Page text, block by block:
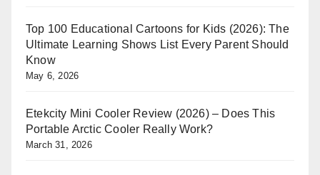
Top 100 Educational Cartoons for Kids (2026): The
Ultimate Learning Shows List Every Parent Should
Know
May 6, 2026
Etekcity Mini Cooler Review (2026) – Does This
Portable Arctic Cooler Really Work?
March 31, 2026